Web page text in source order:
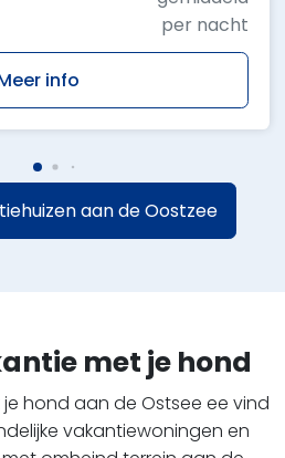
per nacht
info
aan de Oostzee
met je hond
hond aan de Ostsee ee vind
vakantiewoningen en